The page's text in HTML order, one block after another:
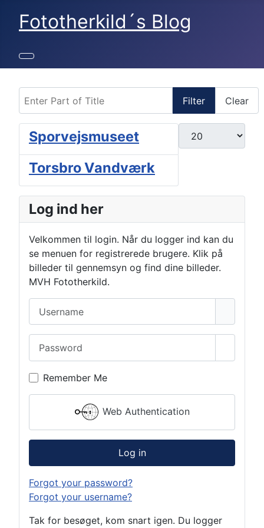
Fototherkild´s Blog
Filter Clear
Display #
Sporvejsmuseet
Torsbro Vandværk
Log ind her
Velkommen til login. Når du logger ind kan du
se menuen for registrerede brugere. Klik på
billeder til gennemsyn og find dine billeder.
MVH Fototherkild.
Remember Me
Web Authentication
Log in
Forgot your password?
Forgot your username?
Tak for besøget, kom snart igen. Du logger